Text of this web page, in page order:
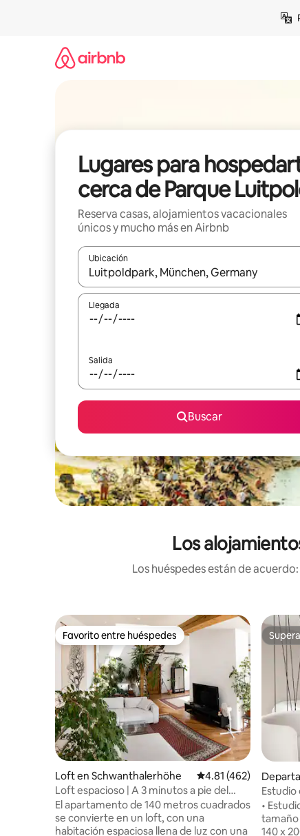
Lugares para
cerca de Parque
Reserva casas, alojamientos vacacionales
únicos y mucho más en Airbnb
Ubicación
Cuando los resultados estén disponibles,
Llegada
Salida
Buscar
Los
Los huéspedes están de
Favorito entre huéspedes
Favorito entre huéspedes
Loft en Schwanthalerhöhe Calificación
4.81 (462)
Loft espacioso | A 3 minutos a pie del
Oktoberfest
El apartamento de 140 metros cuadrados
se convierte en un loft, con una
habitación espaciosa llena de luz con una
g-West
•
tamaño
140 x